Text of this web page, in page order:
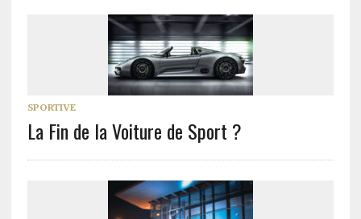
SPORTIVE
La Fin de la Voiture de Sport ?